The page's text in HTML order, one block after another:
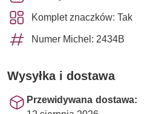
Komplet znaczków: Tak
Numer Michel: 2434B
Wysyłka i dostawa
Przewidywana dostawa: